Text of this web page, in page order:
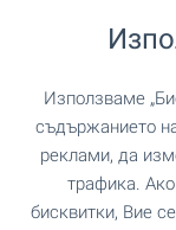
ул.
Park,
комплекс
гамата
Използваме
съдържанието
реклами, да
трафика.
бисквитки, Вие